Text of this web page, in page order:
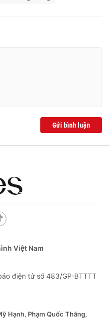
Gửi bình luận
Việt Nam
điện tử số 483/GP-BTTTT
Hạnh, Phạm Quốc Thắng,